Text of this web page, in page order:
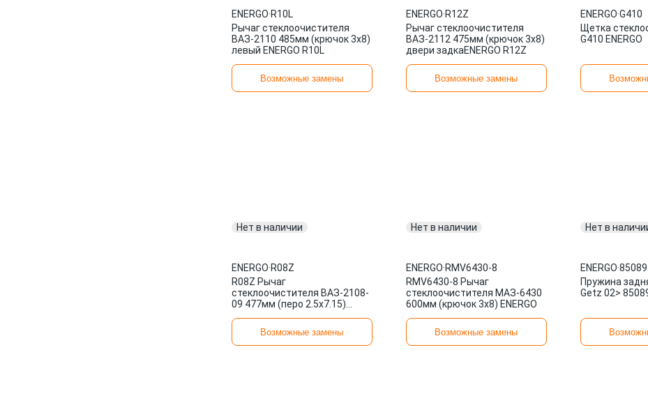
ENERGO·R10L
Рычаг стеклоочистителя
ВАЗ-2110 485мм (крючок 3х8)
левый ENERGO R10L
Возможные замены
ENERGO·R12Z
Рычаг стеклоочистителя
ВАЗ-2112 475мм (крючок 3х8)
двери задкаENERGO R12Z
Возможные замены
ENERGO·G410
Щетка
G410 ENERGO
Нет в наличии
ENERGO·R08Z
R08Z Рычаг
стеклоочистителя ВАЗ-2108-
09 477мм (перо 2.5х7.15)
щеткой ENERGO
Возможные замены
Нет в наличии
ENERGO·RMV6430-8
RMV6430-8 Рычаг
стеклоочистителя МАЗ-6430
600мм (крючок 3х8) ENERGO
Возможные замены
Нет в
ENERGO·85089
Пружина
Getz 02>